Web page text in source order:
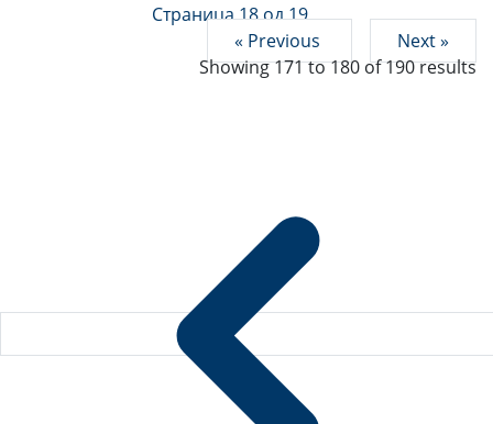
Страница 18 од 19
« Previous
Next »
Showing171to180 of190results